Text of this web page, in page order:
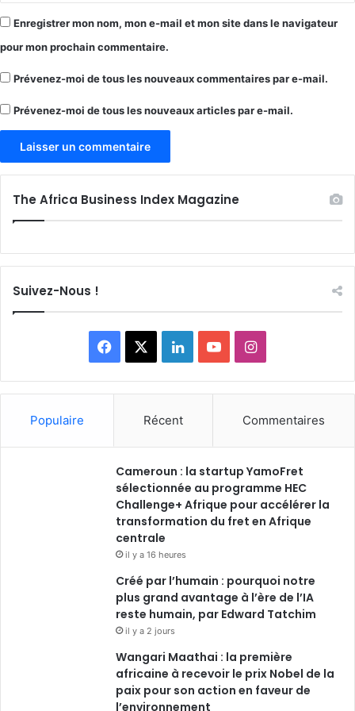
Enregistrer mon nom, mon e-mail et mon site dans le navigateur
pour mon prochain commentaire.
Prévenez-moi de tous les nouveaux commentaires par e-mail.
Prévenez-moi de tous les nouveaux articles par e-mail.
The Africa Business Index Magazine
Suivez-Nous !
Facebook LinkedinYouTubeInstagram
Populaire Récent Commentaires
Cameroun : la startup YamoFret
sélectionnée au programme HEC
Challenge+ Afrique pour accélérer la
transformation du fret en Afrique
centrale
il y a 16 heures
Créé par l’humain : pourquoi notre
plus grand avantage à l’ère de l’IA
reste humain, par Edward Tatchim
il y a 2 jours
Wangari Maathai : la première
africaine à recevoir le prix Nobel de la
paix pour son action en faveur de
l’environnement